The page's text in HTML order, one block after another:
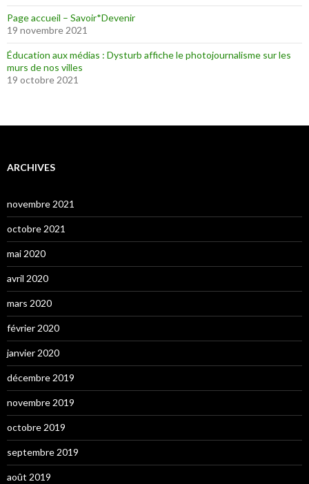
Page accueil – Savoir*Devenir
19 novembre 2021
Éducation aux médias : Dysturb affiche le photojournalisme sur les
murs de nos villes
19 octobre 2021
ARCHIVES
novembre 2021
octobre 2021
mai 2020
avril 2020
mars 2020
février 2020
janvier 2020
décembre 2019
novembre 2019
octobre 2019
septembre 2019
août 2019